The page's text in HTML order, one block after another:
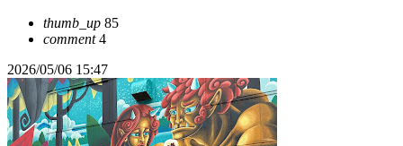
thumb_up 85
comment4
2026/05/06 15:47